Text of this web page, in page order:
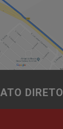
DIRETO